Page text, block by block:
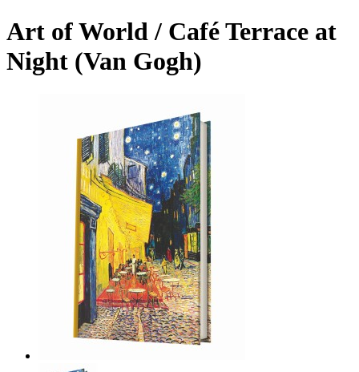
Art of World / Café Terrace at
Night (Van Gogh)